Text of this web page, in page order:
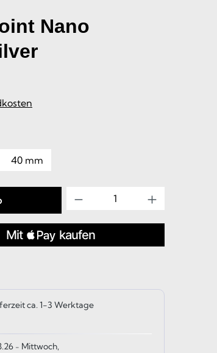
Nano
40 mm
Produkt Anzahl: Gib
ca. 1-3 Werktage
- Mittwoch,